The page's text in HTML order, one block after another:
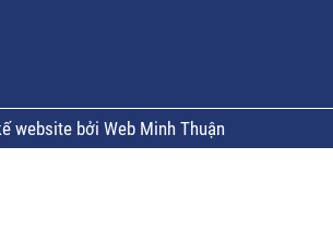
website bởi Web Minh Thuận